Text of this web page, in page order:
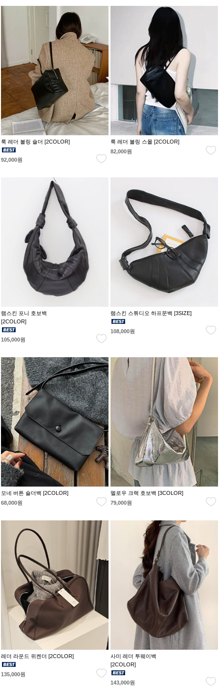
룩 레더 볼링 숄더 [2COLOR]
92,000원
룩 레더 볼링 스몰 [2COLOR]
82,000원
램스킨 포니 호보백
[2COLOR]
105,000원
램스킨 스튜디오 하프문백 [3SIZE]
108,000원
모네 버튼 숄더백 [2COLOR]
68,000원
멜로우 크랙 호보백 [3COLOR]
79,000원
레더 라운드 위켄더 [2COLOR]
135,000원
사미 레더 투웨이백
[2COLOR]
143,000원